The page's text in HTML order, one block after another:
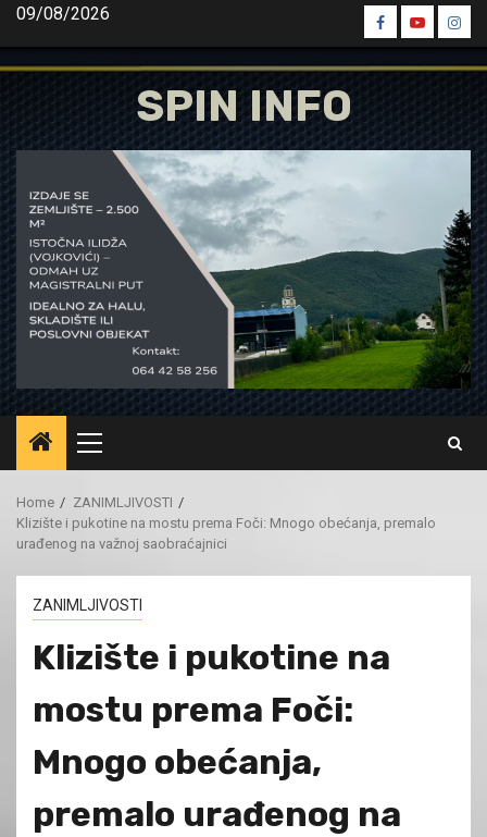
Skip
content
09/08/2026
Spin
Facebook
Spin
Youtube
Spin
SPIN INFO
Primary
Menu
Home
ZANIMLJIVOSTI
Klizište i pukotine na mostu prema Foči: Mnogo obećanja, premalo
urađenog na važnoj saobraćajnici
ZANIMLJIVOSTI
Klizište i pukotine na
mostu prema Foči:
Mnogo obećanja,
premalo urađenog na